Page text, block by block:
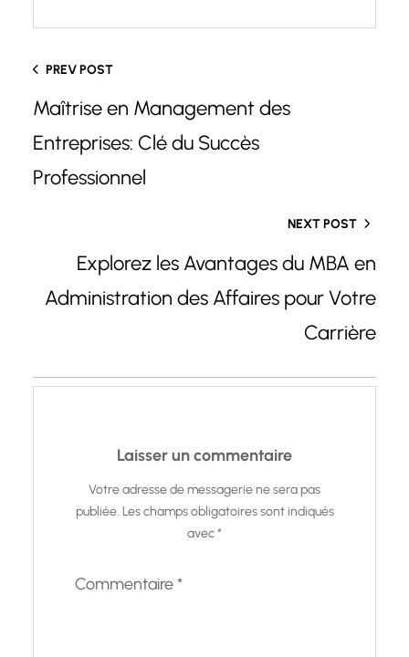
PREV POST
Maîtrise en Management des
Entreprises: Clé du Succès
Professionnel
NEXT POST
Explorez les Avantages du MBA en
Administration des Affaires pour Votre
Carrière
Laisser un commentaire
Votre adresse de messagerie ne sera pas
publiée. Les champs obligatoires sont indiqués
avec*
Commentaire*